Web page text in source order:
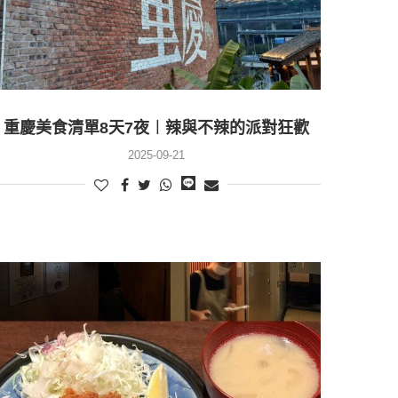
重慶美食清單8天7夜︱辣與不辣的派對狂歡
2025-09-21